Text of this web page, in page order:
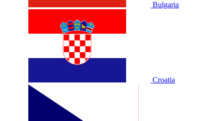
Bulgaria
Croatia